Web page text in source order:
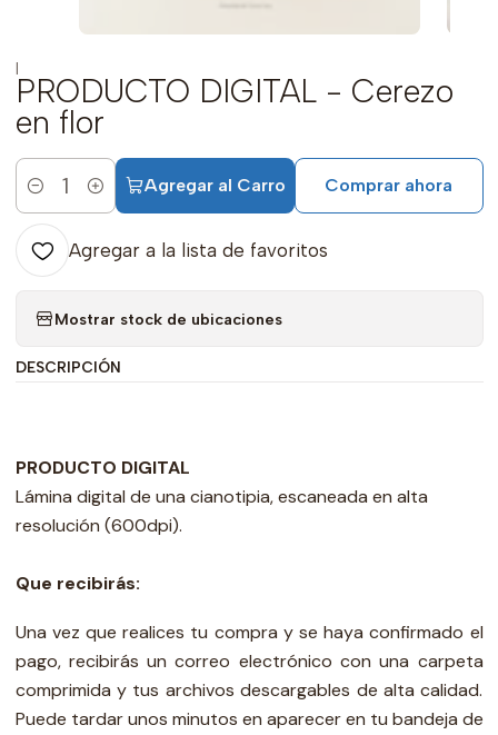
|
PRODUCTO DIGITAL - Cerezo
en flor
Cantidad
Agregar al Carro Comprar ahora
Agregar a la lista de favoritos
Mostrar stock de ubicaciones
DESCRIPCIÓN
PRODUCTO DIGITAL
Lámina digital de una cianotipia, escaneada en alta
resolución (600dpi).
Que recibirás:
Una vez que realices tu compra y se haya confirmado el
pago, recibirás un correo electrónico con una carpeta
comprimida y tus archivos descargables de alta calidad.
Puede tardar unos minutos en aparecer en tu bandeja de